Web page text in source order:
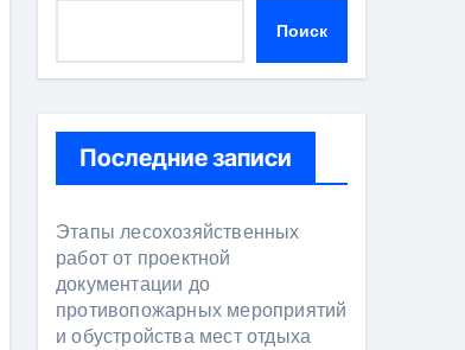
Поиск
Последние записи
Этапы лесохозяйственных
работ от проектной
документации до
противопожарных мероприятий
и обустройства мест отдыха